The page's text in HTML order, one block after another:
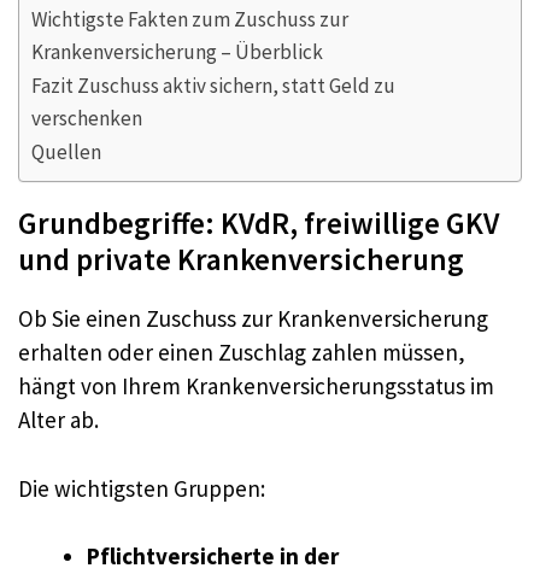
Wichtigste Fakten zum Zuschuss zur
Krankenversicherung – Überblick
Fazit Zuschuss aktiv sichern, statt Geld zu
verschenken
Quellen
Grundbegriffe: KVdR, freiwillige GKV
und private Krankenversicherung
Ob Sie einen Zuschuss zur Krankenversicherung
erhalten oder einen Zuschlag zahlen müssen,
hängt von Ihrem Krankenversicherungsstatus im
Alter ab.
Die wichtigsten Gruppen:
Pflichtversicherte in der